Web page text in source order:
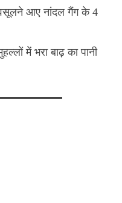
वसूलने आए नांदल गैंग के 4
में भरा बाढ़ का पानी